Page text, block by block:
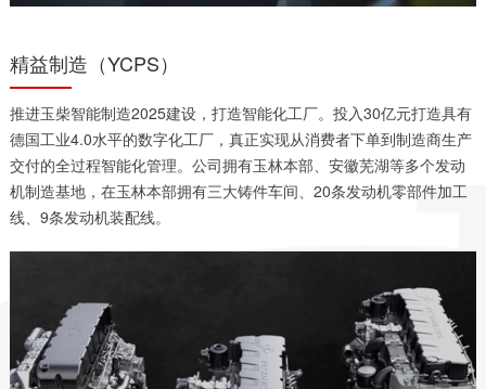
精益制造（YCPS）
推进玉柴智能制造2025建设，打造智能化工厂。投入30亿元打造具有
德国工业4.0水平的数字化工厂，真正实现从消费者下单到制造商生产
交付的全过程智能化管理。公司拥有玉林本部、安徽芜湖等多个发动
机制造基地，在玉林本部拥有三大铸件车间、20条发动机零部件加工
线、9条发动机装配线。